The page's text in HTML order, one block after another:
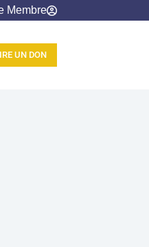
Membre
UN DON